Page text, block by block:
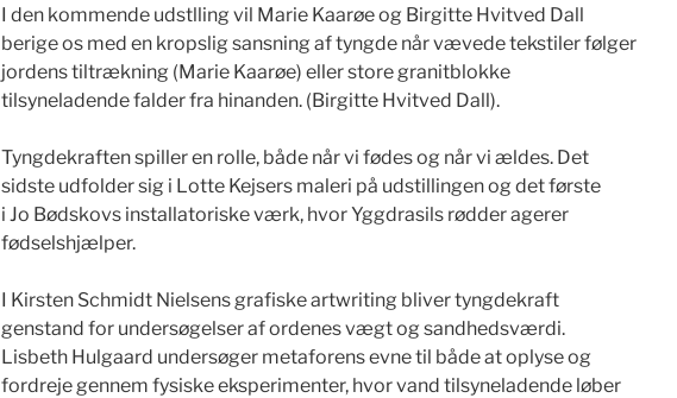
I den kommende udstlling vil Marie Kaarøe og Birgitte Hvitved Dall
berige os med en kropslig sansning af tyngde når vævede tekstiler følger
jordens tiltrækning (Marie Kaarøe) eller store granitblokke
tilsyneladende falder fra hinanden. (Birgitte Hvitved Dall).
Tyngdekraften spiller en rolle, både når vi fødes og når vi ældes. Det
sidste udfolder sig i Lotte Kejsers maleri på udstillingen og det første
i Jo Bødskovs installatoriske værk, hvor Yggdrasils rødder agerer
fødselshjælper.
I Kirsten Schmidt Nielsens grafiske artwriting bliver tyngdekraft
genstand for undersøgelser af ordenes vægt og sandhedsværdi.
Lisbeth Hulgaard undersøger metaforens evne til både at oplyse og
fordreje gennem fysiske eksperimenter, hvor vand tilsyneladende løber